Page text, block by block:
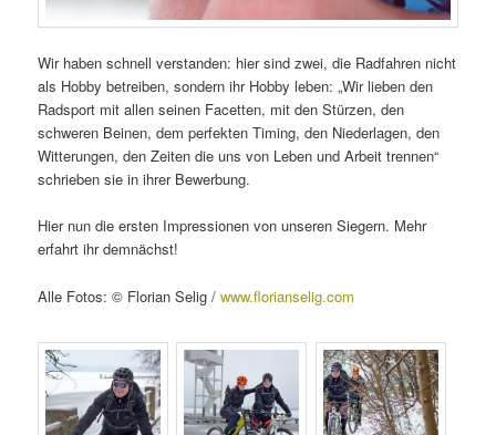
Wir haben schnell verstanden: hier sind zwei, die Radfahren nicht
als Hobby betreiben, sondern ihr Hobby leben: „Wir lieben den
Radsport mit allen seinen Facetten, mit den Stürzen, den
schweren Beinen, dem perfekten Timing, den Niederlagen, den
Witterungen, den Zeiten die uns von Leben und Arbeit trennen“
schrieben sie in ihrer Bewerbung.
Hier nun die ersten Impressionen von unseren Siegern. Mehr
erfahrt ihr demnächst!
Alle Fotos: © Florian Selig /www.florianselig.com